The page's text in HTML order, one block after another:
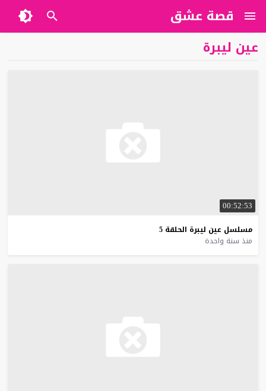
قصة عشق
عين ليبرة
00:52:53
مسلسل عين ليبرة الحلقة 5
منذ سنة واحدة